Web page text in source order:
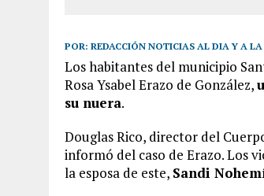
POR: REDACCIÓN NOTICIAS AL DIA Y A
Los habitantes del municipio
Rosa Ysabel Erazo de González,
su nuera.
Douglas Rico, director del
informó del caso de Erazo. Los
la esposa de este, Sandi